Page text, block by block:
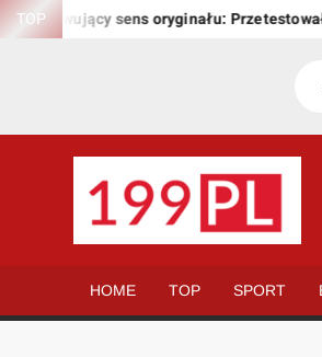
Skip
TOP sens oryginału: Przetestowałem
HOME TOP SPORT